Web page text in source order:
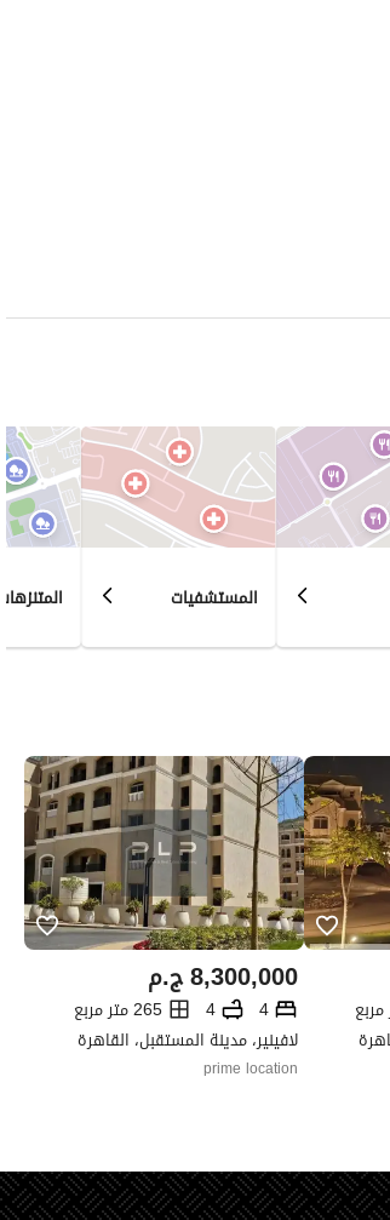
المستشفيات المتنزهات
ج.م8,300,000
4
4
265 متر مربع
لافينير، مدينة المستقبل، القاهرة
prime location